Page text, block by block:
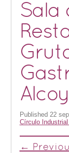
Sala
Alcoy
Published 22
Círculo
←